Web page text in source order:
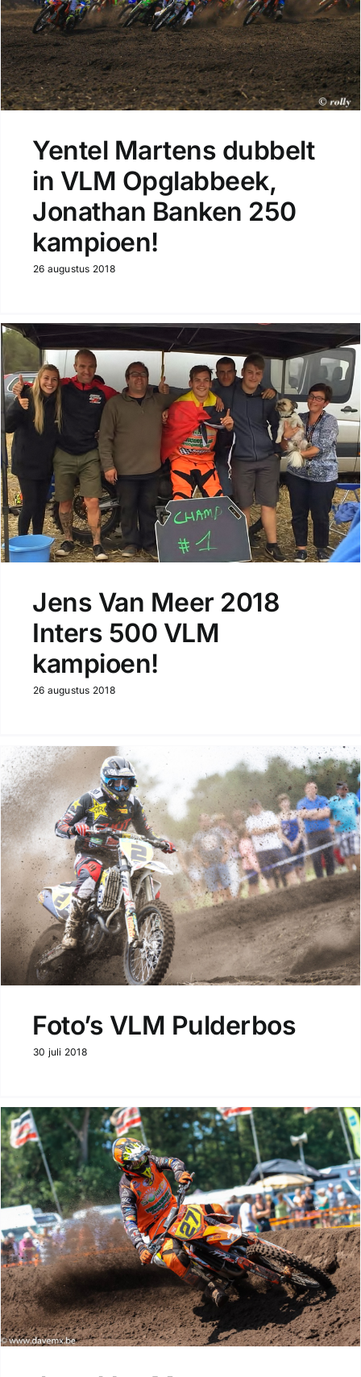
Yentel Martens dubbelt
in VLM Opglabbeek,
Jonathan Banken 250
kampioen!
26 augustus 2018
Jens Van Meer 2018
Inters 500 VLM
kampioen!
26 augustus 2018
Foto’s VLM Pulderbos
30 juli 2018